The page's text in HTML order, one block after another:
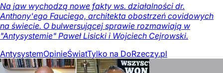
Na jaw wychodzą nowe fakty ws. działalności dr.
Anthony'ego Fauciego, architekta obostrzeń covidowych
na świecie. O bulwersującej sprawie rozmawiają w
"Antysystemie" Paweł Lisicki i Wojciech Cejrowski.
AntysystemOpinieŚwiatTylko na DoRzeczy.pl